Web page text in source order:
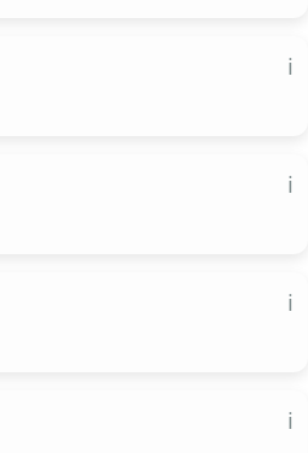
ℹ️
ℹ️
ℹ️
ℹ️